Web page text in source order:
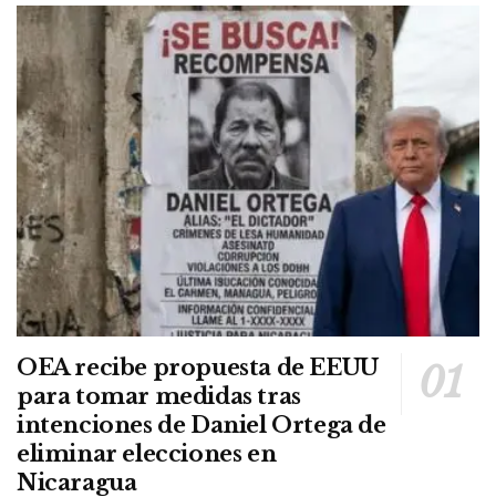
OEA recibe propuesta de EEUU
para tomar medidas tras
intenciones de Daniel Ortega de
eliminar elecciones en
Nicaragua